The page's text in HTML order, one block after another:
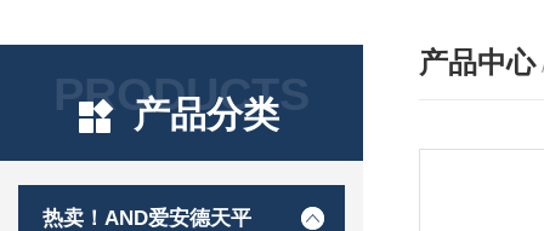
PRODUCTS
产品分类
热卖！AND爱安德天平
产品中心